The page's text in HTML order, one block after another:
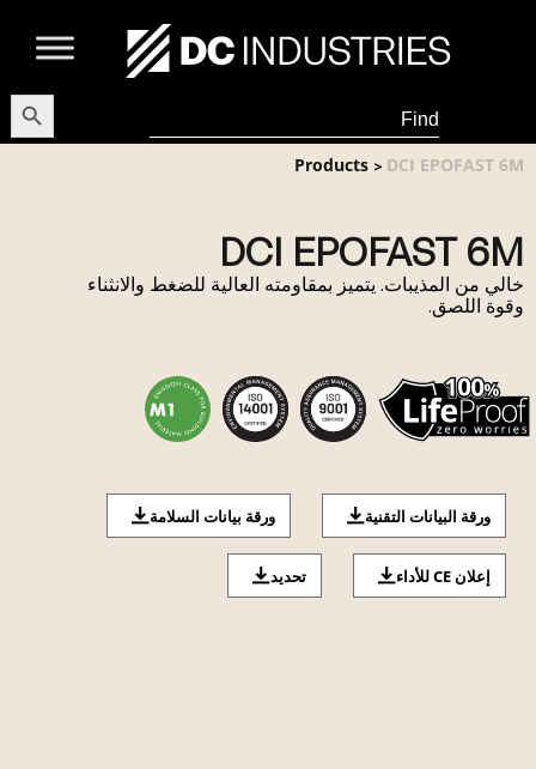
Search
for:
Button
Products >DCI EPOFAST 6M
DCI EPOFAST 6M
خالي من المذيبات. يتميز بمقاومته العالية للضغط والانثناء
وقوة اللصق.
ورقة البيانات التقنية ورقة بيانات السلامة
إعلان CE للأداء تحديد